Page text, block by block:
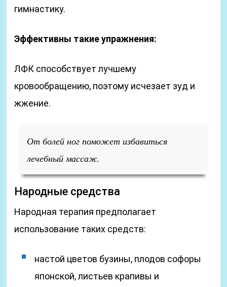
гимнастику.
Эффективны такие упражнения:
ЛФК способствует лучшему
кровообращению, поэтому исчезает зуд и
жжение.
От болей ног поможет избавиться
лечебный массаж.
Народные средства
Народная терапия предполагает
использование таких средств:
настой цветов бузины, плодов софоры
японской, листьев крапивы и